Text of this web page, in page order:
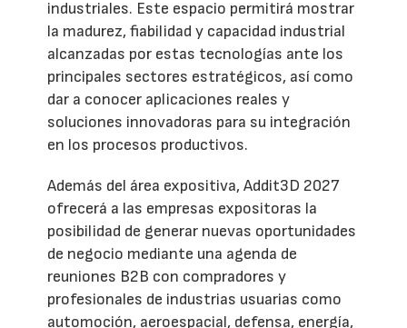
industriales. Este espacio permitirá mostrar
la madurez, fiabilidad y capacidad industrial
alcanzadas por estas tecnologías ante los
principales sectores estratégicos, así como
dar a conocer aplicaciones reales y
soluciones innovadoras para su integración
en los procesos productivos.
Además del área expositiva, Addit3D 2027
ofrecerá a las empresas expositoras la
posibilidad de generar nuevas oportunidades
de negocio mediante una agenda de
reuniones B2B con compradores y
profesionales de industrias usuarias como
automoción, aeroespacial, defensa, energía,